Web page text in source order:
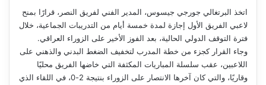
اتخذ البرتغالي جورجي جيسوس، المدير الفني لفريق النصر، قرارًا بمنح
لاعبي الفريق الأول إجازة لمدة خمسة أيام من التدريبات الجماعية، خلال
فترة التوقف الدولي الحالية، بعد الفوز الأخير على الزوراء العراقي.
وجاء القرار كجزء من خطة المدرب لتخفيف الضغط البدني والذهني على
اللاعبين، عقب سلسلة المباريات المكثفة التي خاضها الفريق محليًا
وقاريًا، والتي كان آخرها الانتصار على الزوراء بنتيجة 2-0، في اللقاء الذي